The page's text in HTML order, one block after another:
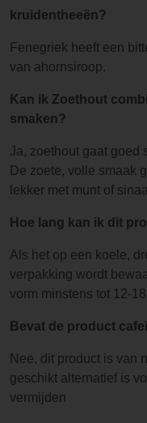
kruidentheeën?
Fenegriek heeft een
van ahornsiroop.
Kan ik Zoethout
smaken?
Ja, zoethout gaat goed
De zoete, volle smaak
lekker met munt of
Hoe lang kan ik dit
Als het op een koele,
verpakking wordt
vorm minstens tot 12-
Bevat de product
Nee, dit product is van
geschikt alternatief is
vermijden